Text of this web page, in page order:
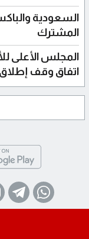
السعودية
المشترك
المجلس الأعلى
اتفاق وقف